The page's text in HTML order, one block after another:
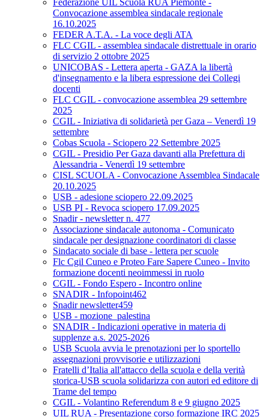
Federazione UIL Scuola RUA Piemonte -
Convocazione assemblea sindacale regionale
16.10.2025
FEDER A.T.A. - La voce degli ATA
FLC CGIL - assemblea sindacale distrettuale in orario
di servizio 2 ottobre 2025
UNICOBAS - Lettera aperta - GAZA la libertà
d'insegnamento e la libera espressione dei Collegi
docenti
FLC CGIL - convocazione assemblea 29 settembre
2025
CGIL - Iniziativa di solidarietà per Gaza – Venerdì 19
settembre
Cobas Scuola - Sciopero 22 Settembre 2025
CGIL - Presidio Per Gaza davanti alla Prefettura di
Alessandria - Venerdì 19 settembre
CISL SCUOLA - Convocazione Assemblea Sindacale
20.10.2025
USB - adesione sciopero 22.09.2025
USB PI - Revoca sciopero 17.09.2025
Snadir - newsletter n. 477
Associazione sindacale autonoma - Comunicato
sindacale per designazione coordinatori di classe
Sindacato sociale di base - lettera per scuole
Flc Cgil Cuneo e Proteo Fare Sapere Cuneo - Invito
formazione docenti neoimmessi in ruolo
CGIL - Fondo Espero - Incontro online
SNADIR - Infopoint462
Snadir newsletter459
USB - mozione_palestina
SNADIR - Indicazioni operative in materia di
supplenze a.s. 2025-2026
USB Scuola avvia le prenotazioni per lo sportello
assegnazioni provvisorie e utilizzazioni
Fratelli d’Italia all'attacco della scuola e della verità
storica-USB scuola solidarizza con autori ed editore di
Trame del tempo
CGIL - Volantino Referendum 8 e 9 giugno 2025
UIL RUA - Presentazione corso formazione IRC 2025